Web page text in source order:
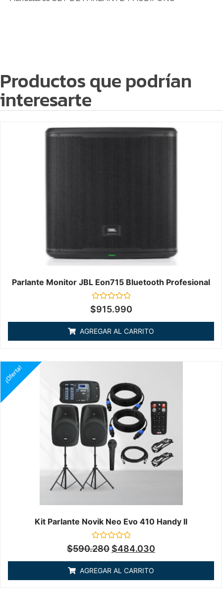
Productos que podrían
interesarte
Parlante Monitor JBL Eon715 Bluetooth Profesional
Valorado
en
5
$915.990
AGREGAR AL CARRITO
Kit Parlante Novik Neo Evo 410 Handy II
Valorado
en
5
¡Oferta!
$590.280 $484.030
AGREGAR AL CARRITO